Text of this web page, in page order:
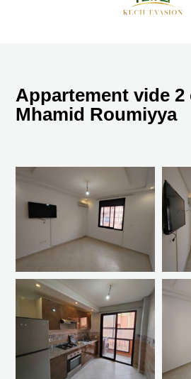
Appartement vide 2
Mhamid Roumiyya